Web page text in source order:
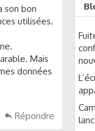
son bon
utilisées.
Mais
données
Répondre